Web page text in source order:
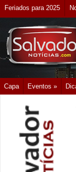
Feriados para 2025
Capa Eventos »